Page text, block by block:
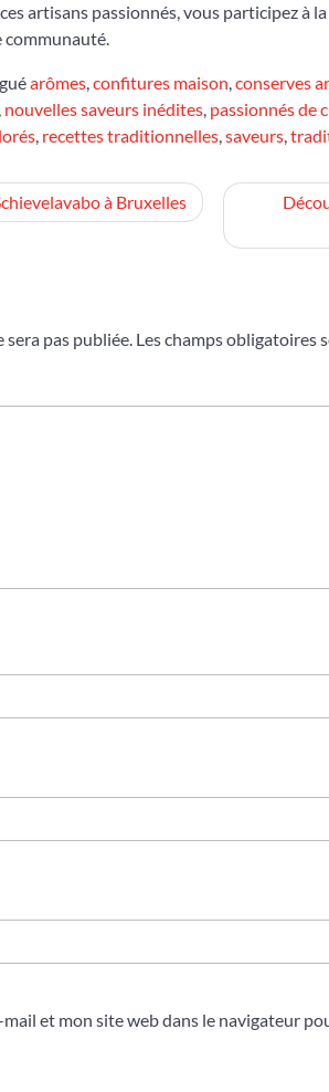
artisans passionnés, vous participez à
communauté.
arômes,confitures maison,conserves
, nouvelles saveurs inédites, passionnés de
, recettes traditionnelles,saveurs,
à Bruxelles
sera pas publiée. Les champs obligatoires
et mon site web dans le navigateur